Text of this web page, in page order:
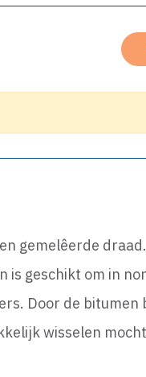
gemelêerde
is geschikt om in
Door de
wisselen